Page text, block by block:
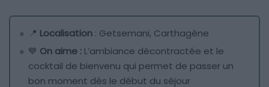
📍 Localisation : Getsemani, Carthagène
💙 On aime : L’ambiance décontractée et le
cocktail de bienvenu qui permet de passer un
bon moment dès le début du séjour